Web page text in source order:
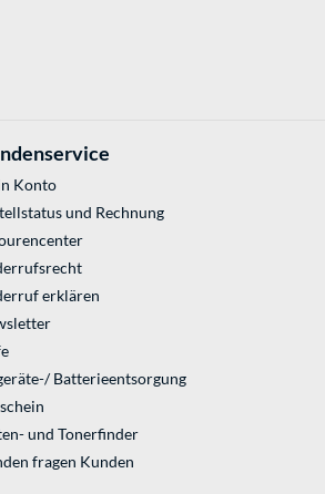
Konto
und Rechnung
erklären
Batterieentsorgung
und Tonerfinder
fragen Kunden